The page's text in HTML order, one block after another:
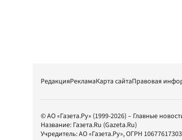
РедакцияРекламаКарта сайтаПравовая
© АО «Газета.Ру» (1999-2026) – Главные
Название: Газета.Ru (Gazeta.Ru)
Учредитель:АО «Газета.Ру», ОГРН